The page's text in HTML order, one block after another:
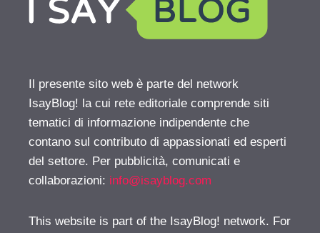
Il presente sito web è parte del network
IsayBlog! la cui rete editoriale comprende siti
tematici di informazione indipendente che
contano sul contributo di appassionati ed esperti
del settore. Per pubblicità, comunicati e
collaborazioni: info@isayblog.com
This website is part of the IsayBlog! network. For